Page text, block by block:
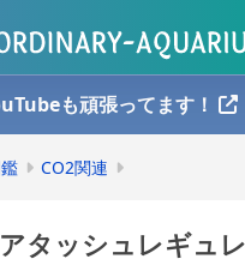
も頑張ってます！
CO2関連
アタッシュレギュ